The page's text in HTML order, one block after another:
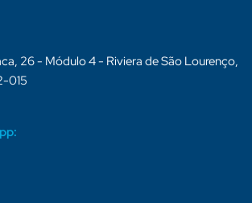
26 - Módulo 4 - Riviera de São Lourenço,
015